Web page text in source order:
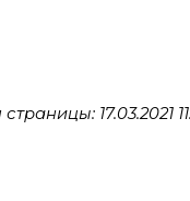
17.03.2021